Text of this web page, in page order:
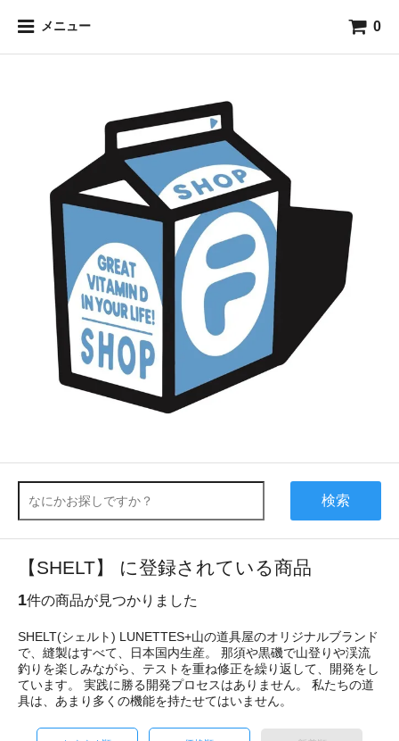
メニュー 0
検索
【SHELT】 に登録されている商品
1件の商品が見つかりました
SHELT(シェルト) LUNETTES+山の道具屋のオリジナルブランド
で、縫製はすべて、日本国内生産。 那須や黒磯で山登りや渓流
釣りを楽しみながら、テストを重ね修正を繰り返して、開発をし
ています。 実践に勝る開発プロセスはありません。 私たちの道
具は、あまり多くの機能を持たせてはいません。